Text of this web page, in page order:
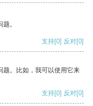
。
支持[0] 反对[0]
题。比如，我可以使用它来
支持[0] 反对[0]